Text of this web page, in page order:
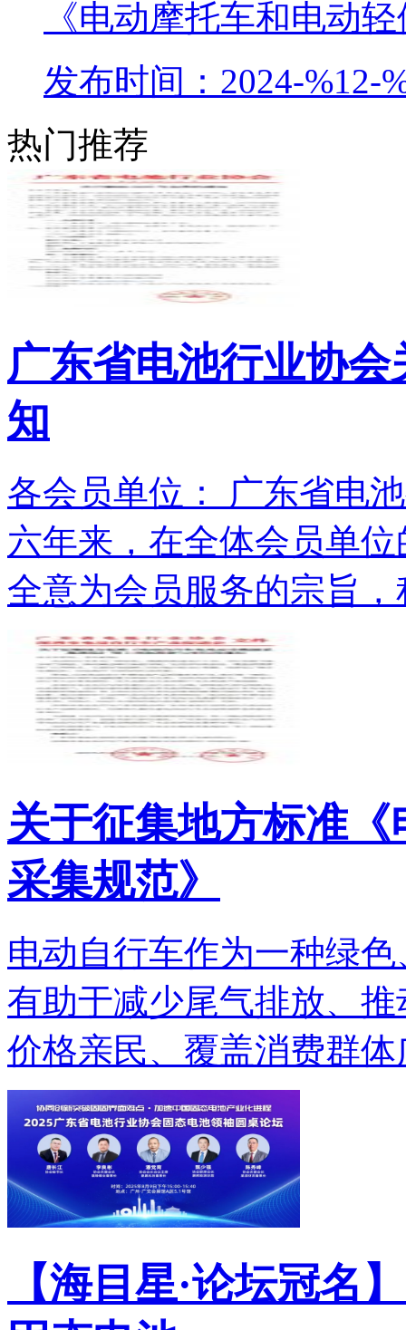
《电动摩托车和电动
发布时间：2024-%12-
热门推荐
广东省电池行业协
知
各会员单位： 广东省电
六年来，在全体会员单
全意为会员服务的宗旨，
关于征集地方标准
采集规范》
电动自行车作为一种绿
有助于减少尾气排放、
价格亲民、覆盖消费群体
【海目星·论坛冠名